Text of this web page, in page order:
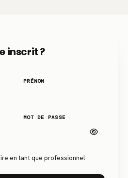
inscrit ?
PRÉNOM
MOT DE PASSE
en tant que professionnel